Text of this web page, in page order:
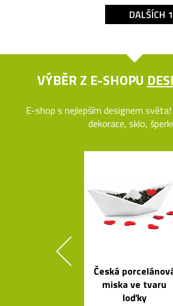
DALŠÍCH
VÝBĚR Z E-SHOPU
E-shop s nejlepším designem
dekorace, sklo,
Česká
miska ve tvaru
loďky